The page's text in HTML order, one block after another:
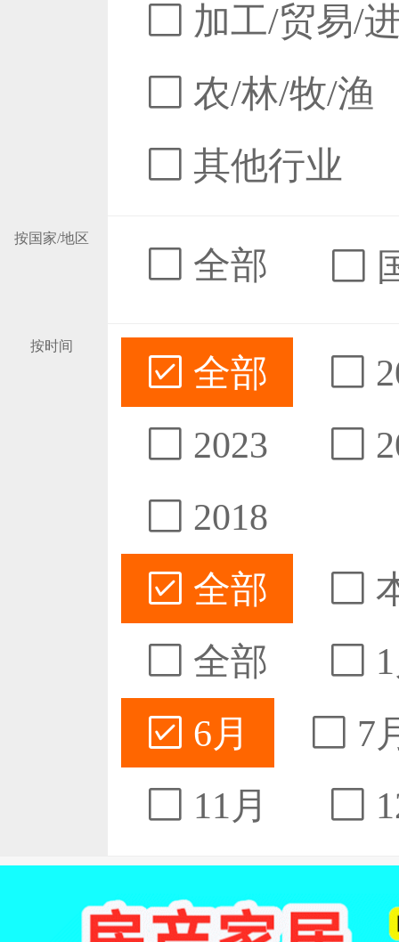
加工/贸易/
农/林/牧/渔
其他行业
按国家/地区
全部
按时间
全部
2023
2018
全部
全部
6月
7
11月